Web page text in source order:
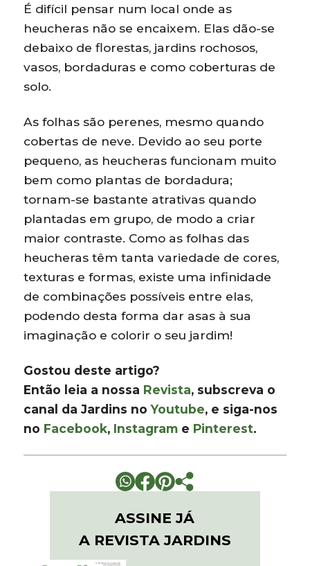
É difícil pensar num local onde as
heucheras não se encaixem. Elas dão-se
debaixo de florestas, jardins rochosos,
vasos, bordaduras e como coberturas de
solo.
As folhas são perenes, mesmo quando
cobertas de neve. Devido ao seu porte
pequeno, as heucheras funcionam muito
bem como plantas de bordadura;
tornam-se bastante atrativas quando
plantadas em grupo, de modo a criar
maior contraste. Como as folhas das
heucheras têm tanta variedade de cores,
texturas e formas, existe uma infinidade
de combinações possíveis entre elas,
podendo desta forma dar asas à sua
imaginação e colorir o seu jardim!
Gostou deste artigo?
Então leia a nossa Revista, subscreva o
canal da Jardins noYoutube, e siga-nos
no Facebook, Instagram e Pinterest.
ASSINE JÁ
A REVISTA JARDINS